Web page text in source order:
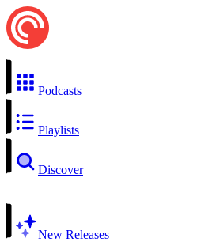
Podcasts
Playlists
Discover
New Releases